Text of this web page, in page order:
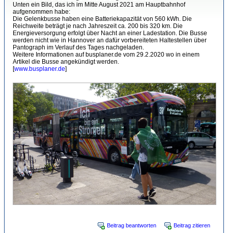
Unten ein Bild, das ich im Mitte August 2021 am Hauptbahnhof
aufgenommen habe:
Die Gelenkbusse haben eine Batteriekapazität von 560 kWh. Die
Reichweite beträgt je nach Jahreszeit ca. 200 bis 320 km. Die
Energieversorgung erfolgt über Nacht an einer Ladestation. Die Busse
werden nicht wie in Hannover an dafür vorbereiteten Haltestellen über
Pantograph im Verlauf des Tages nachgeladen.
Weitere Informationen auf busplaner.de vom 29.2.2020 wo in einem
Artikel die Busse angekündigt werden.
[www.busplaner.de]
Beitrag beantworten Beitrag zitieren